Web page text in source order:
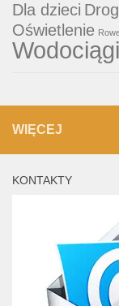
Dla dzieci
Oświetlenie
Wodociągi
WIĘCEJ
KONTAKTY